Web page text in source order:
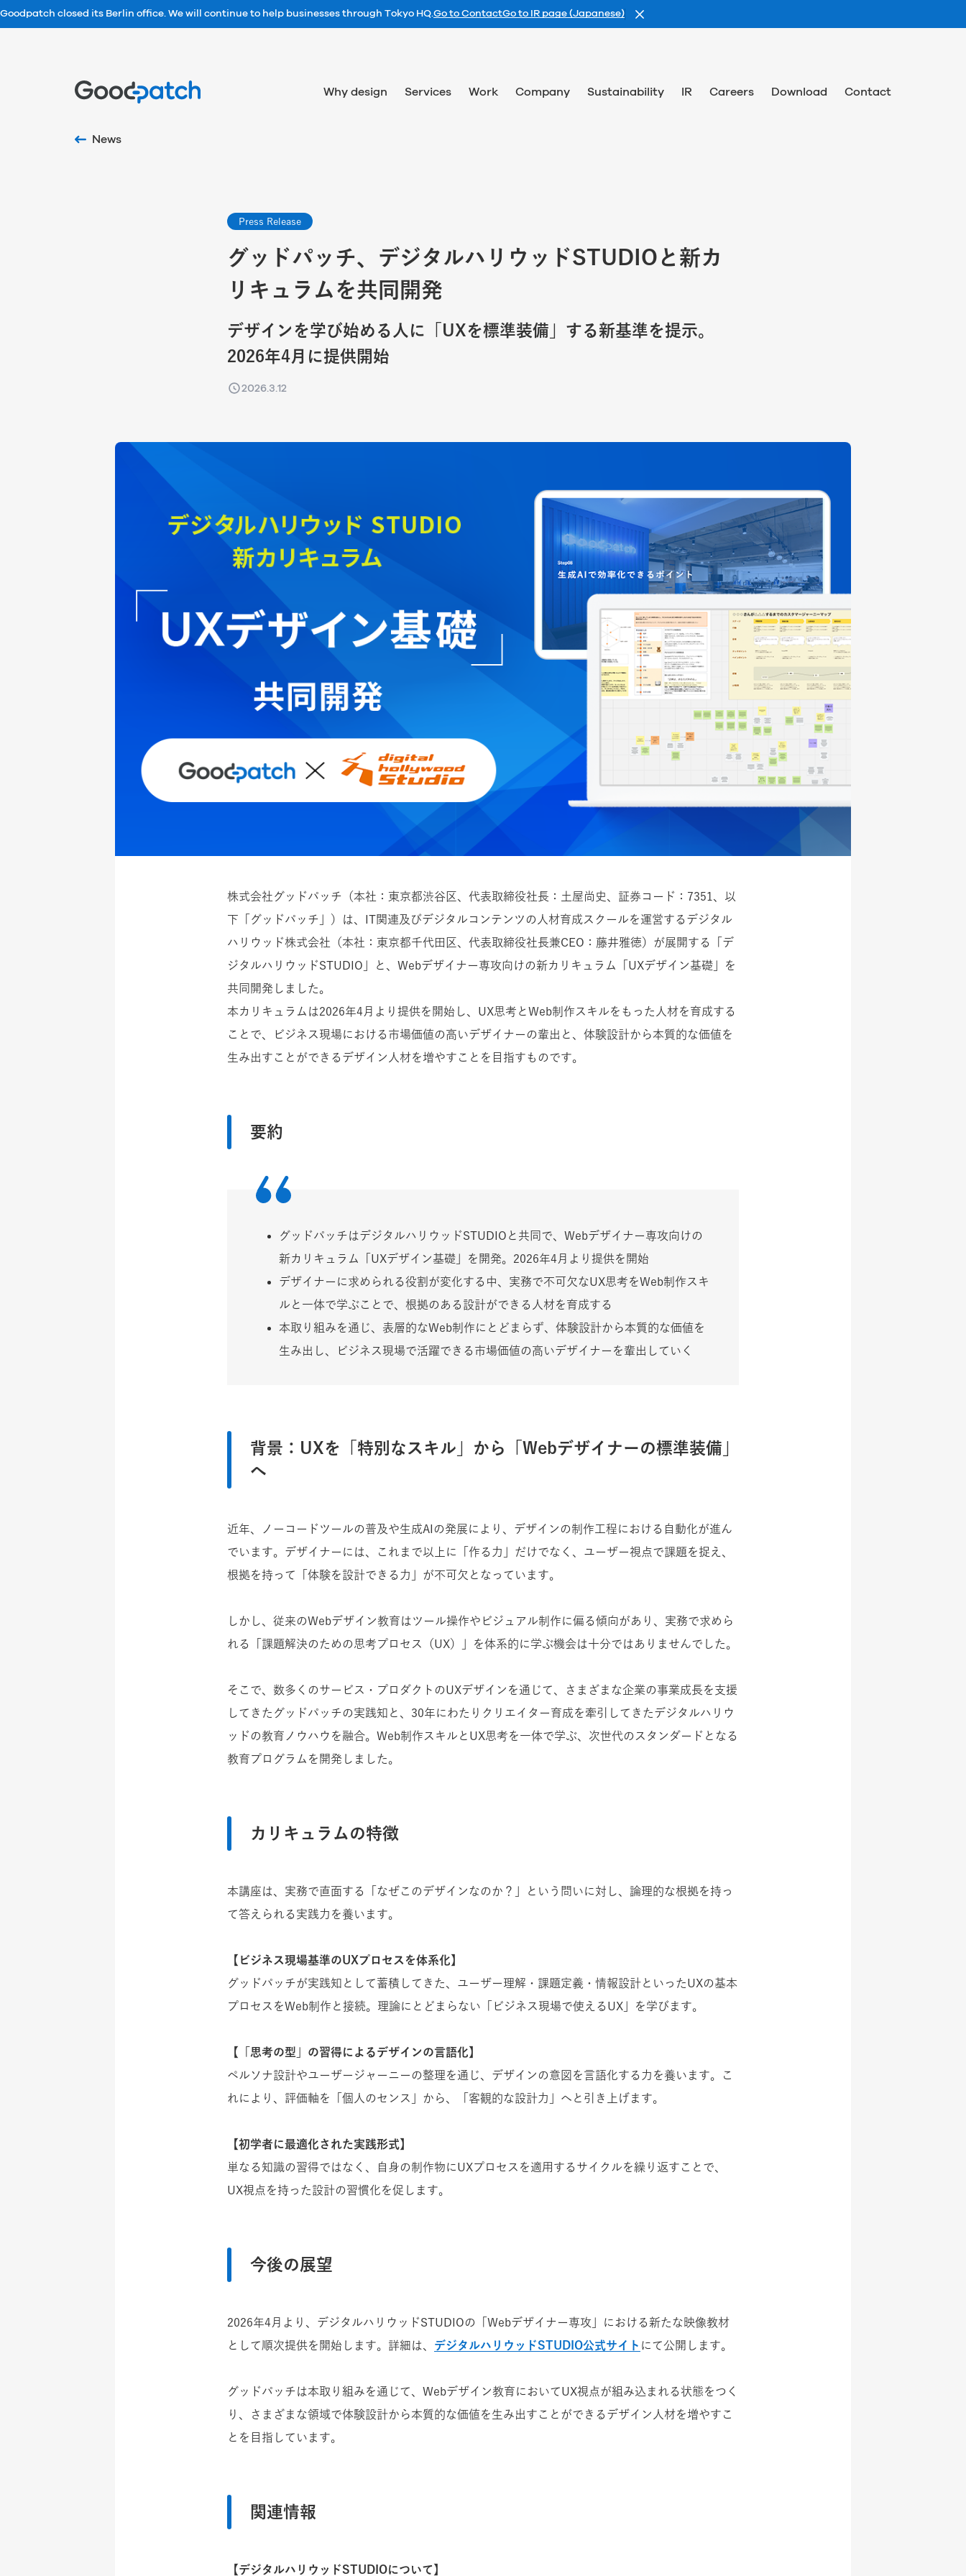
Goodpatch closed its Berlin office. We will continue to help businesses through Tokyo HQ.Go to ContactGo to IR page (Japanese)
Why design Services Work Company Sustainability IR Careers Download Contact
News
Press Release
グッドパッチ、デジタルハリウッドSTUDIOと新カ
リキュラムを共同開発
デザインを学び始める人に「UXを標準装備」する新基準を提示。
2026年4月に提供開始
2026.3.12
株式会社グッドパッチ（本社：東京都渋谷区、代表取締役社長：土屋尚史、証券コード：7351、以
下「グッドパッチ」）は、IT関連及びデジタルコンテンツの人材育成スクールを運営するデジタル
ハリウッド株式会社（本社：東京都千代田区、代表取締役社長兼CEO：藤井雅徳）が展開する「デ
ジタルハリウッドSTUDIO」と、Webデザイナー専攻向けの新カリキュラム「UXデザイン基礎」を
共同開発しました。
本カリキュラムは2026年4月より提供を開始し、UX思考とWeb制作スキルをもった人材を育成する
ことで、ビジネス現場における市場価値の高いデザイナーの輩出と、体験設計から本質的な価値を
生み出すことができるデザイン人材を増やすことを目指すものです。
要約
グッドパッチはデジタルハリウッドSTUDIOと共同で、Webデザイナー専攻向けの
新カリキュラム「UXデザイン基礎」を開発。2026年4月より提供を開始
デザイナーに求められる役割が変化する中、実務で不可欠なUX思考をWeb制作スキ
ルと一体で学ぶことで、根拠のある設計ができる人材を育成する
本取り組みを通じ、表層的なWeb制作にとどまらず、体験設計から本質的な価値を
生み出し、ビジネス現場で活躍できる市場価値の高いデザイナーを輩出していく
背景：UXを「特別なスキル」から「Webデザイナーの標準装備」
へ
近年、ノーコードツールの普及や生成AIの発展により、デザインの制作工程における自動化が進ん
でいます。デザイナーには、これまで以上に「作る力」だけでなく、ユーザー視点で課題を捉え、
根拠を持って「体験を設計できる力」が不可欠となっています。
しかし、従来のWebデザイン教育はツール操作やビジュアル制作に偏る傾向があり、実務で求めら
れる「課題解決のための思考プロセス（UX）」を体系的に学ぶ機会は十分ではありませんでした。
そこで、数多くのサービス・プロダクトのUXデザインを通じて、さまざまな企業の事業成長を支援
してきたグッドパッチの実践知と、30年にわたりクリエイター育成を牽引してきたデジタルハリウ
ッドの教育ノウハウを融合。Web制作スキルとUX思考を一体で学ぶ、次世代のスタンダードとなる
教育プログラムを開発しました。
カリキュラムの特徴
本講座は、実務で直面する「なぜこのデザインなのか？」という問いに対し、論理的な根拠を持っ
て答えられる実践力を養います。
【ビジネス現場基準のUXプロセスを体系化】
グッドパッチが実践知として蓄積してきた、ユーザー理解・課題定義・情報設計といったUXの基本
プロセスをWeb制作と接続。理論にとどまらない「ビジネス現場で使えるUX」を学びます。
【「思考の型」の習得によるデザインの言語化】
ペルソナ設計やユーザージャーニーの整理を通じ、デザインの意図を言語化する力を養います。こ
れにより、評価軸を「個人のセンス」から、「客観的な設計力」へと引き上げます。
【初学者に最適化された実践形式】
単なる知識の習得ではなく、自身の制作物にUXプロセスを適用するサイクルを繰り返すことで、
UX視点を持った設計の習慣化を促します。
今後の展望
2026年4月より、デジタルハリウッドSTUDIOの「Webデザイナー専攻」における新たな映像教材
として順次提供を開始します。 詳細は、 デジタルハリウッドSTUDIO公式サイト にて公開します。
グッドパッチは本取り組みを通じて、Webデザイン教育においてUX視点が組み込まれる状態をつく
り、さまざまな領域で体験設計から本質的な価値を生み出すことができるデザイン人材を増やすこ
とを目指しています。
関連情報
【デジタルハリウッドSTUDIOについて】